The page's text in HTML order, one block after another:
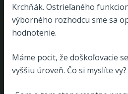
Krchňák. Ostrieľaného
výborného rozhodcu sme sa
hodnotenie.
Máme pocit, že doškoľovacie
vyššiu úroveň. Čo si myslíte vy?